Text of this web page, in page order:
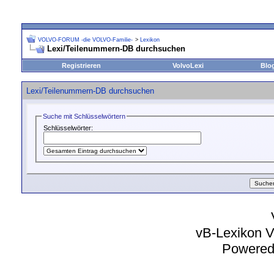
VOLVO-FORUM -die VOLVO-Familie- > Lexikon
Lexi/Teilenummern-DB durchsuchen
Registrieren VolvoLexi
Lexi/Teilenummern-DB durchsuchen
Suche mit Schlüsselwörtern
Schlüsselwörter:
vB-Lexikon